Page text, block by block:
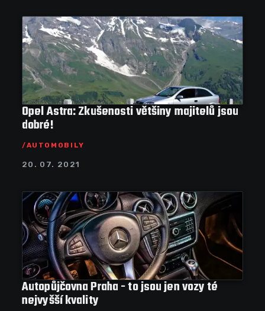
Opel Astra: Zkušenosti většiny majitelů jsou
dobré!
AUTOMOBILY
20. 07. 2021
Autopůjčovna Praha - to jsou jen vozy té
nejvyšší kvality